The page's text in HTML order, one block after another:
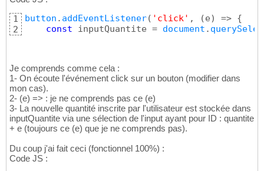
1
2
button . addEventListener( 'click' , (e) => {
const inputQuantite = document .
Je comprends comme cela :
1- On écoute l'événement click sur un bouton (modifier dans
mon cas).
2- (e) => : je ne comprends pas ce (e)
3- La nouvelle quantité inscrite par l'utilisateur est stockée dans
inputQuantite via une sélection de l'input ayant pour ID : quantite
+ e (toujours ce (e) que je ne comprends pas).
Du coup j'ai fait ceci (fonctionnel 100%) :
Code JS :